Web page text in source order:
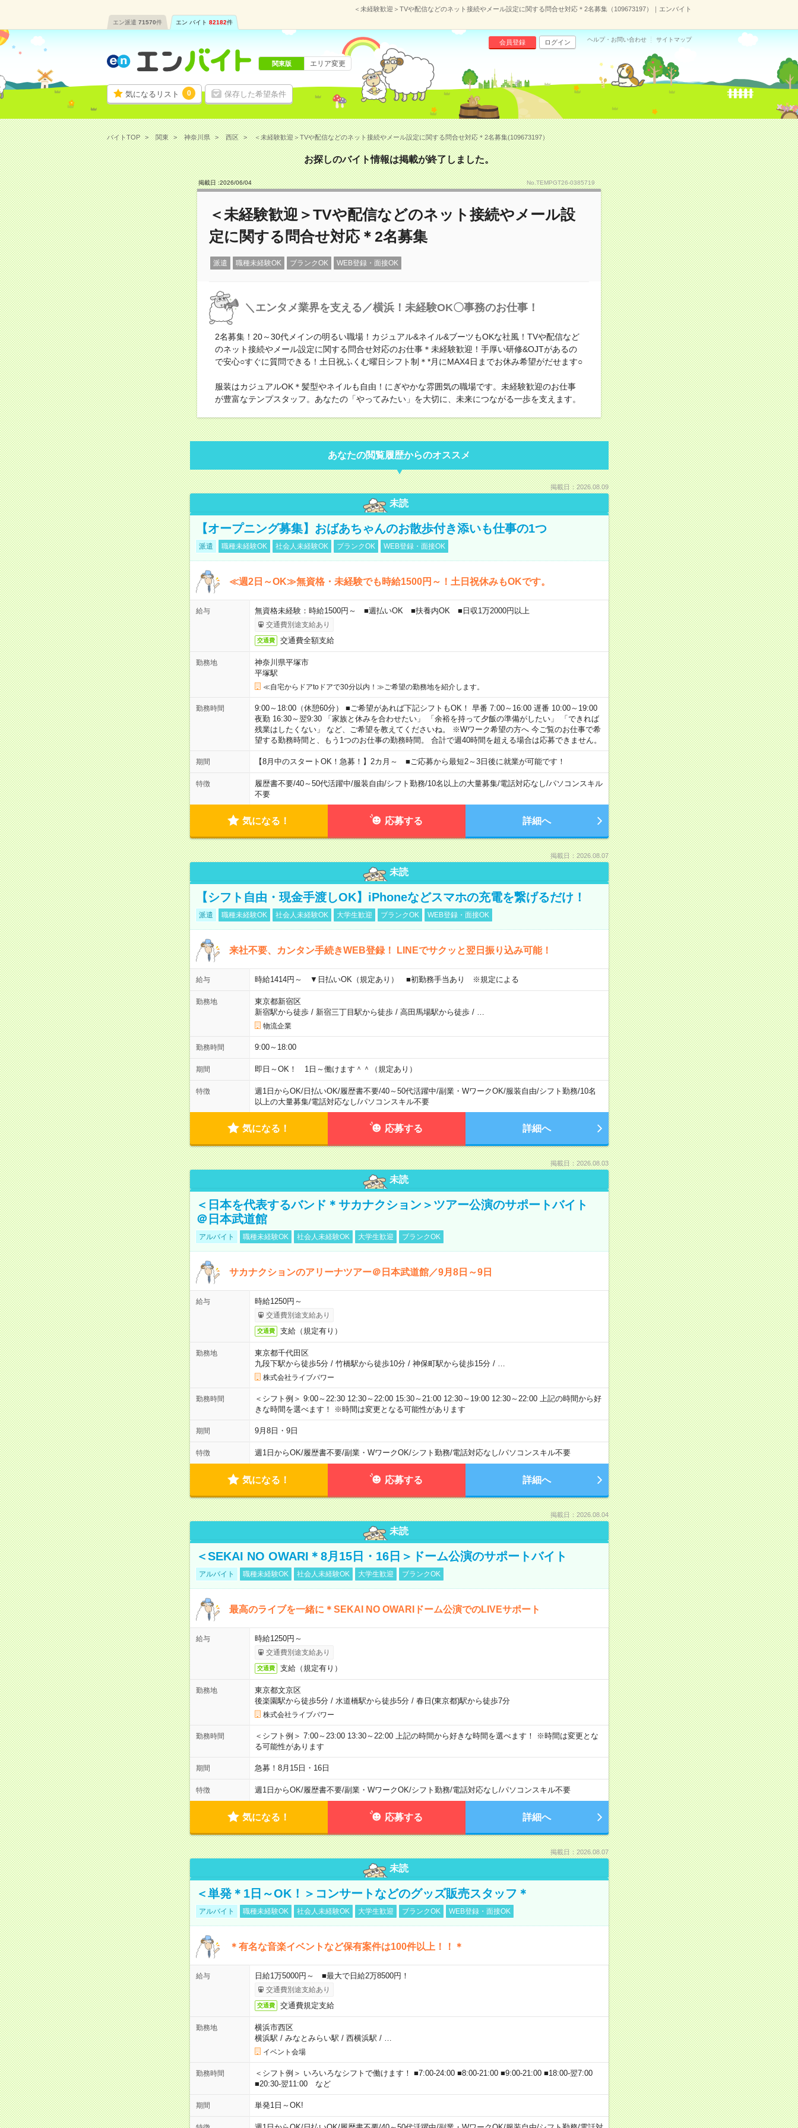
＜未経験歓迎＞TVや配信などのネット接続やメール設定に関する問合せ対応＊2名募集（109673197）｜エンバイト
エン派遣 71570件 エン バイト 82182件
気になるリスト 0 保存した希望条件
会員登録 ログイン ヘルプ・お問い合わせ サイトマップ
関東版 エリア変更
バイトTOP 関東 神奈川県 西区 ＜未経験歓迎＞TVや配信などのネット接続やメール設定に関する問合せ対応＊2名募集(109673197）
お探しのバイト情報は掲載が終了しました。
掲載日 :2026/06/04 No.TEMPGT26-0385719
＜未経験歓迎＞TVや配信などのネット接続やメール設
定に関する問合せ対応＊2名募集
派遣 職種未経験OK ブランクOK WEB登録・面接OK
＼エンタメ業界を支える／横浜！未経験OK〇事務のお仕事！
2名募集！20～30代メインの明るい職場！カジュアル&ネイル&ブーツもOKな社風！TVや配信など
のネット接続やメール設定に関する問合せ対応のお仕事＊未経験歓迎！手厚い研修&OJTがあるの
で安心○すぐに質問できる！土日祝ふくむ曜日シフト制＊*月にMAX4日までお休み希望がだせます○
服装はカジュアルOK＊髪型やネイルも自由！にぎやかな雰囲気の職場です。未経験歓迎のお仕事
が豊富なテンプスタッフ。あなたの「やってみたい」を大切に、未来につながる一歩を支えます。
あなたの閲覧履歴からのオススメ
掲載日：2026.08.09
未読
【オープニング募集】おばあちゃんのお散歩付き添いも仕事の1つ
派遣 職種未経験OK 社会人未経験OK ブランクOK WEB登録・面接OK
≪週2日～OK≫無資格・未経験でも時給1500円～！土日祝休みもOKです。
給与 無資格未経験：時給1500円～ ■週払いOK ■扶養内OK ■日収1万2000円以上
交通費別途支給あり
交通費 交通費全額支給
勤務地
神奈川県平塚市
平塚駅
≪自宅からドアtoドアで30分以内！≫ご希望の勤務地を紹介します。
勤務時間
9:00～18:00（休憩60分） ■ご希望があれば下記シフトもOK！ 早番 7:00～16:00 遅番 10:00～19:00
夜勤 16:30～翌9:30 「家族と休みを合わせたい」 「余裕を持って夕飯の準備がしたい」 「できれば
残業はしたくない」 など、ご希望を教えてくださいね。 ※Wワーク希望の方へ 今ご覧のお仕事で希
望する勤務時間と、もう1つのお仕事の勤務時間。 合計で週40時間を超える場合は応募できません。
期間 【8月中のスタートOK！急募！】2カ月～ ■ご応募から最短2～3日後に就業が可能です！
特徴 履歴書不要/40～50代活躍中/服装自由/シフト勤務/10名以上の大量募集/電話対応なし/パソコンスキル
不要
気になる！ 応募する 詳細へ
掲載日：2026.08.07
未読
【シフト自由・現金手渡しOK】iPhoneなどスマホの充電を繋げるだけ！
派遣 職種未経験OK 社会人未経験OK 大学生歓迎 ブランクOK WEB登録・面接OK
来社不要、カンタン手続きWEB登録！ LINEでサクッと翌日振り込み可能！
給与 時給1414円～ ▼日払いOK（規定あり） ■初勤務手当あり ※規定による
勤務地
東京都新宿区
新宿駅から徒歩/ 新宿三丁目駅から徒歩/ 高田馬場駅から徒歩/
物流企業
勤務時間 9:00～18:00
期間 即日～OK！ 1日～働けます＾＾（規定あり）
特徴 週1日からOK/日払いOK/履歴書不要/40～50代活躍中/副業・WワークOK/服装自由/シフト勤務/10名
以上の大量募集/電話対応なし/パソコンスキル不要
気になる！ 応募する 詳細へ
掲載日：2026.08.03
未読
＜日本を代表するバンド＊サカナクション＞ツアー公演のサポートバイト
＠日本武道館
アルバイト 職種未経験OK 社会人未経験OK 大学生歓迎 ブランクOK
サカナクションのアリーナツアー＠日本武道館／9月8日～9日
給与 時給1250円～
交通費別途支給あり
交通費 支給（規定有り）
勤務地
東京都千代田区
九段下駅から徒歩5分/ 竹橋駅から徒歩10分/ 神保町駅から徒歩15分/
株式会社ライブパワー
勤務時間
＜シフト例＞ 9:00～22:30 12:30～22:00 15:30～21:00 12:30～19:00 12:30～22:00 上記の時間から好
きな時間を選べます！ ※時間は変更となる可能性があります
期間 9月8日・9日
特徴 週1日からOK/履歴書不要/副業・WワークOK/シフト勤務/電話対応なし/パソコンスキル不要
気になる！ 応募する 詳細へ
掲載日：2026.08.04
未読
＜SEKAI NO OWARI＊8月15日・16日＞ドーム公演のサポートバイト
アルバイト 職種未経験OK 社会人未経験OK 大学生歓迎 ブランクOK
最高のライブを一緒に＊SEKAI NO OWARIドーム公演でのLIVEサポート
給与 時給1250円～
交通費別途支給あり
交通費 支給（規定有り）
勤務地
東京都文京区
後楽園駅から徒歩5分/ 水道橋駅から徒歩5分/ 春日(東京都)駅から徒歩7分
株式会社ライブパワー
勤務時間
＜シフト例＞ 7:00～23:00 13:30～22:00 上記の時間から好きな時間を選べます！ ※時間は変更とな
る可能性があります
期間 急募！8月15日・16日
特徴 週1日からOK/履歴書不要/副業・WワークOK/シフト勤務/電話対応なし/パソコンスキル不要
気になる！ 応募する 詳細へ
掲載日：2026.08.07
未読
＜単発＊1日～OK！＞コンサートなどのグッズ販売スタッフ＊
アルバイト 職種未経験OK 社会人未経験OK 大学生歓迎 ブランクOK WEB登録・面接OK
＊有名な音楽イベントなど保有案件は100件以上！！＊
給与 日給1万5000円～ ■最大で日給2万8500円！
交通費別途支給あり
交通費 交通費規定支給
勤務地
横浜市西区
横浜駅 / みなとみらい駅 / 西横浜駅 /
イベント会場
勤務時間
＜シフト例＞ いろいろなシフトで働けます！ ■7:00-24:00 ■8:00-21:00 ■9:00-21:00 ■18:00-翌7:00
■20:30-翌11:00 など
期間 単発1日～OK!